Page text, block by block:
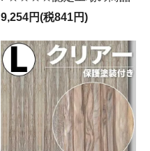
9,254円(税841円)